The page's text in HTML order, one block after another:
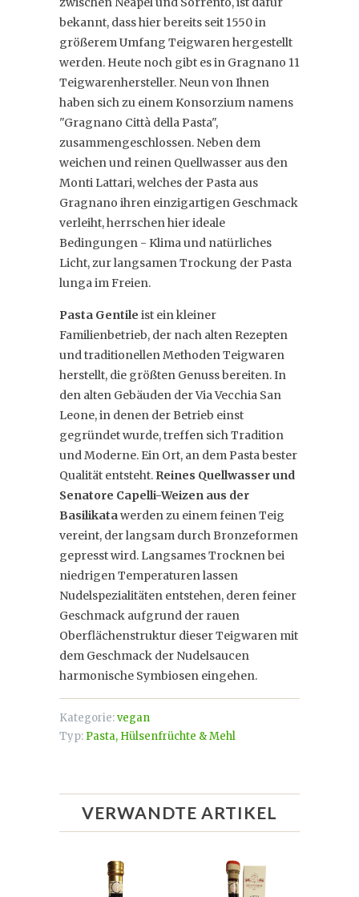
bekannt, dass hier bereits seit 1550 in
größerem Umfang Teigwaren hergestellt
werden. Heute noch gibt es in Gragnano 11
Teigwarenhersteller. Neun von Ihnen
haben sich zu einem Konsorzium namens
"Gragnano Città della Pasta",
zusammengeschlossen. Neben dem
weichen und reinen Quellwasser aus den
Monti Lattari, welches der Pasta aus
Gragnano ihren einzigartigen Geschmack
verleiht, herrschen hier ideale
Bedingungen - Klima und natürliches
Licht, zur langsamen Trockung der Pasta
lunga im Freien.
Pasta Gentile ist ein kleiner
Familienbetrieb, der nach alten Rezepten
und traditionellen Methoden Teigwaren
herstellt, die größten Genuss bereiten. In
den alten Gebäuden der Via Vecchia San
Leone, in denen der Betrieb einst
gegründet wurde, treffen sich Tradition
und Moderne. Ein Ort, an dem Pasta bester
Qualität entsteht. Reines Quellwasser und
Senatore Capelli-Weizen aus der
Basilikatawerden zu einem feinen Teig
vereint, der langsam durch Bronzeformen
gepresst wird. Langsames Trocknen bei
niedrigen Temperaturen lassen
Nudelspezialitäten entstehen, deren feiner
Geschmack aufgrund der rauen
Oberflächenstruktur dieser Teigwaren mit
dem Geschmack der Nudelsaucen
harmonische Symbiosen eingehen.
Kategorie:vegan
Typ: Pasta, Hülsenfrüchte & Mehl
VERWANDTE ARTIKEL